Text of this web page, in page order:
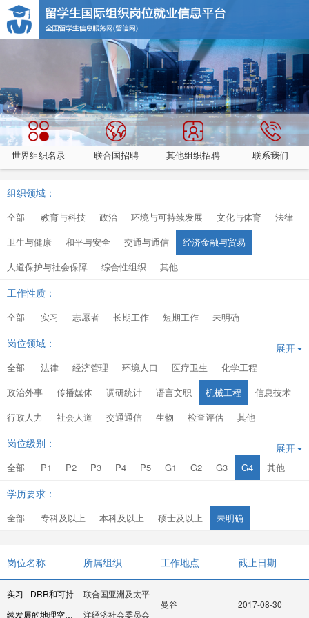
世界组织名录 联合国招聘 其他组织招聘 联系我们
组织领域：
全部 教育与科技 政治 环境与可持续发展 文化与体育
法律
卫生与健康
和平与安全 交通与通信
经济金融与贸易
人道保护与社会保障
综合性组织 其他
工作性质：
全部 实习 志愿者 长期工作 短期工作 未明确
岗位领域：
全部 法律 经济管理 环境人口 医疗卫生
化学工程
政治外事
传播媒体 调研统计 语言文职 机械工程
信息技术
行政人力
社会人道 交通通信 生物 检查评估 其他
展开
岗位级别：
全部 P1 P2 P3 P4 P5 G1 G2 G3 G4 其他
展开
学历要求：
全部 专科及以上 本科及以上 硕士及以上 未明确
岗位名称 所属组织 工作地点 截止日期
实习 - DRR和可持
续发展的地理空间
联合国亚洲及太平
洋经济社会委员会
曼谷 2017-08-30